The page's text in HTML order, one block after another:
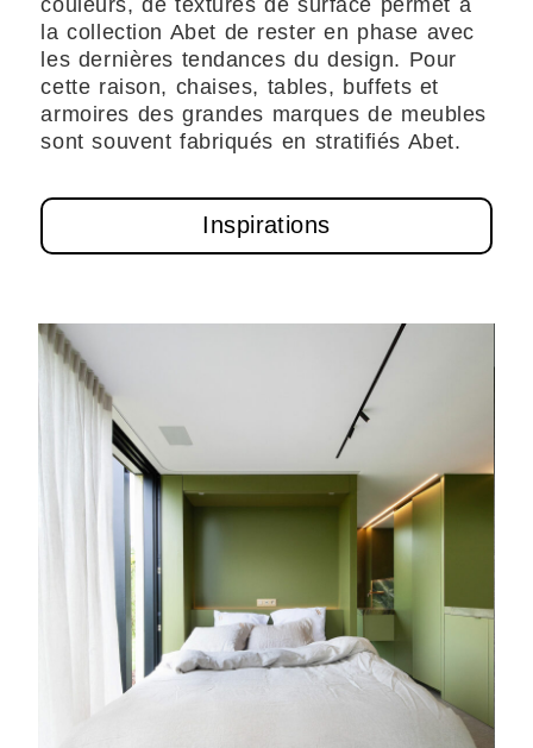
couleurs, de textures de surface permet à
la collection Abet de rester en phase avec
les dernières tendances du design. Pour
cette raison, chaises, tables, buffets et
armoires des grandes marques de meubles
sont souvent fabriqués en stratifiés Abet.
Inspirations